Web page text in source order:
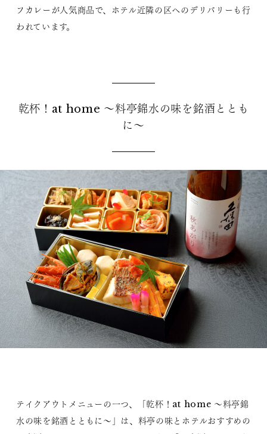
フカレーが人気商品で、ホテル近隣の区へのデリバリーも行
われています。
乾杯！at home ～料亭錦水の味を銘酒ととも
に～
テイクアウトメニューの一つ、「乾杯！at home ～料亭錦
水の味を銘酒とともに～」は、料亭の味とホテルおすすめの